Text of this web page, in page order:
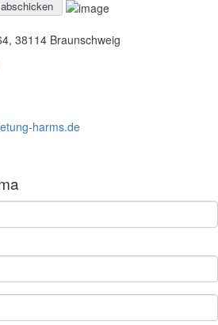
38114 Braunschweig
harms.de